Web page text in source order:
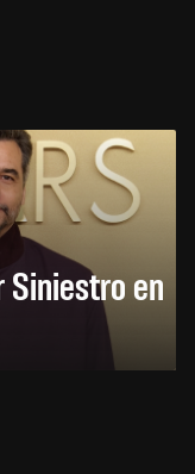
Siniestro en